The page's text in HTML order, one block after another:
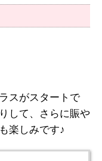
スがスタートで
して、さらに賑や
楽しみです♪